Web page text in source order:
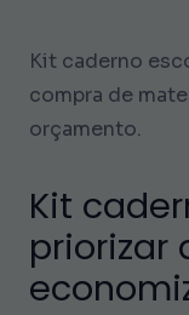
Kit caderno
compra de
orçamento.
Kit
priorizar